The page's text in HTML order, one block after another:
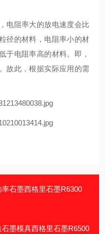
阻率大的放电速度会比
径的材料，电阻率小的材
于电阻率高的材料。即，
故此，根据实际应用的需
石墨西格里石墨R6300
墨模具西格里石墨R6500